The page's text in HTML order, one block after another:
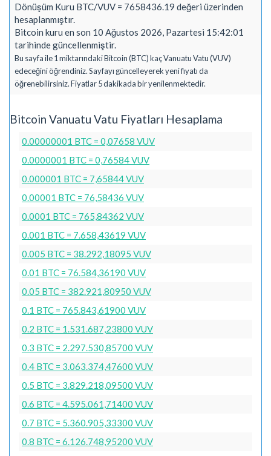
Dönüşüm Kuru BTC/VUV = 7658436.19 değeri üzerinden
hesaplanmıştır.
Bitcoin kuru en son 10 Ağustos 2026, Pazartesi 15:42:01
tarihinde güncellenmiştir.
Bu sayfa ile 1 miktarındaki Bitcoin (BTC) kaç Vanuatu Vatu (VUV)
edeceğini öğrendiniz. Sayfayı güncelleyerek yeni fiyatı da
öğrenebilirsiniz. Fiyatlar 5 dakikada bir yenilenmektedir.
Bitcoin Vanuatu Vatu Fiyatları Hesaplama
0.00000001 BTC = 0,07658 VUV
0.0000001 BTC = 0,76584 VUV
0.000001 BTC = 7,65844 VUV
0.00001 BTC = 76,58436 VUV
0.0001 BTC = 765,84362 VUV
0.001 BTC = 7.658,43619 VUV
0.005 BTC = 38.292,18095 VUV
0.01 BTC = 76.584,36190 VUV
0.05 BTC = 382.921,80950 VUV
0.1 BTC = 765.843,61900 VUV
0.2 BTC = 1.531.687,23800 VUV
0.3 BTC = 2.297.530,85700 VUV
0.4 BTC = 3.063.374,47600 VUV
0.5 BTC = 3.829.218,09500 VUV
0.6 BTC = 4.595.061,71400 VUV
0.7 BTC = 5.360.905,33300 VUV
0.8 BTC = 6.126.748,95200 VUV